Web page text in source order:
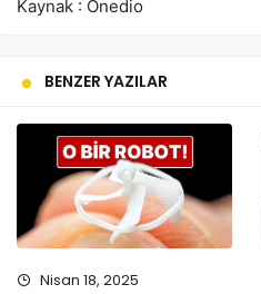
Kaynak : Onedio
BENZER YAZILAR
Nisan 18, 2025